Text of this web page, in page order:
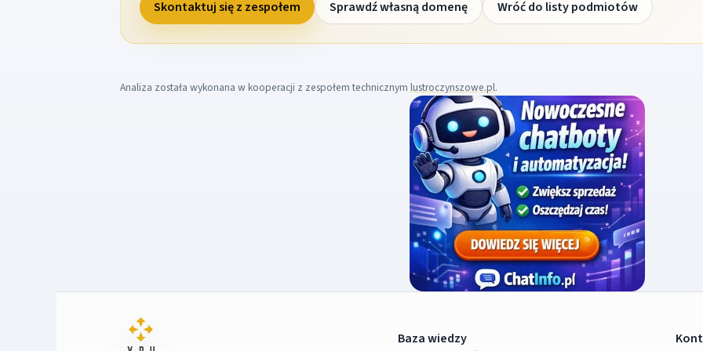
Skontaktuj się z zespołem Sprawdź własną domenę Wróć do listy podmiotów
Analiza została wykonana w kooperacji z zespołem technicznym lustroczynszowe.pl.
Baza wiedzy